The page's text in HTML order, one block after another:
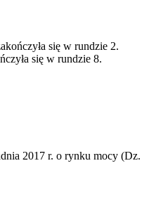
się w rundzie 2.
się w rundzie 8.
2017 r. o rynku mocy (Dz.